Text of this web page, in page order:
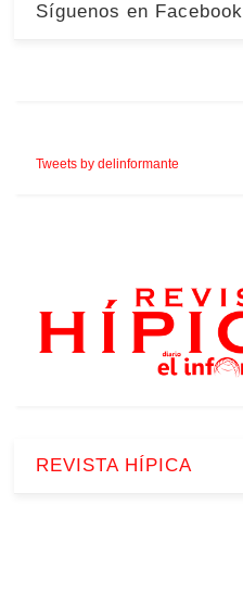
Síguenos en Facebook
Tweets by delinformante
REVISTA HÍPICA